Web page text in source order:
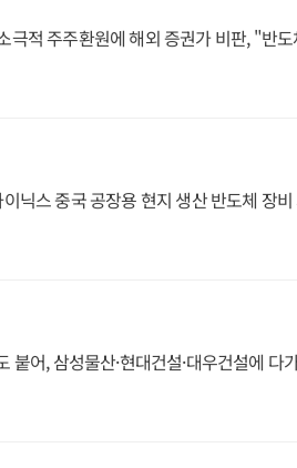
극적 주주환원에 해외 증권가 비판, "반
닉스 중국 공장용 현지 생산 반도체 장비
붙어, 삼성물산·현대건설·대우건설에 다